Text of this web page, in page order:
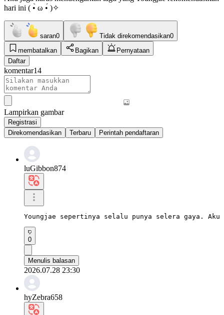
hari ini ( •̀ ω •́ )✧
saran0 Tidak direkomendasikan0
membatalkan
Bagikan
Pernyataan
Daftar
komentar14
Lampirkan gambar
Registrasi
Direkomendasikan
Terbaru Perintah pendaftaran
luGibbon874
Youngjae sepertinya selalu punya selera gaya.
0
Menulis balasan
2026.07.28 23:30
hyZebra658